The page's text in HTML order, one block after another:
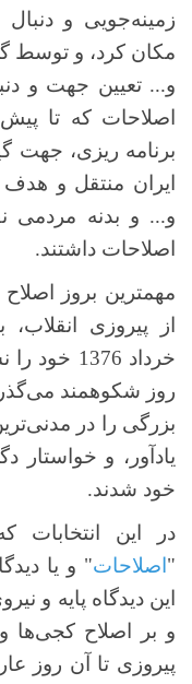
زمینه‌جویی و
مکان کرد، و توسط
و... تعیین جهت و
اصلاحات که تا
برنامه ریزی، جهت
ایران منتقل و
و... و بدنه مردمی
اصلاحات داشتند.
از پیروزی انقلاب،
روز شکوهمند
بزرگی را در
یادآور، و خواستار
خود شدند.
در این انتخابات
" اصلاحات" و یا
این دیدگاه پایه و
و بر اصلاح کجی‌ها و
پیروزی تا آن روز